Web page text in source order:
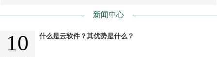
新闻中心
10 什么是云软件？其优势是什么？